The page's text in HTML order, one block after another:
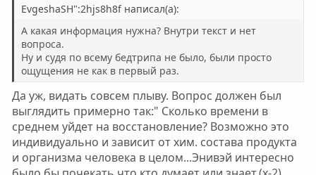
н
ы
г
о
л
о
с
ы
г
л
о
с
EvgeshaSH":2hjs8h8f написал(а):
А какая информация нужна? Внутри текст и нет
вопроса.
Ну и судя по всему бедтрипа не было, были просто
ощущения не как в первый раз.
Да уж, видать совсем плыву. Вопрос должен был
выглядить примерно так:" Сколько времени в
среднем уйдет на восстановление? Возможно это
индивидуально и зависит от хим. состава продукта
и организма человека в целом...Энивэй интересно